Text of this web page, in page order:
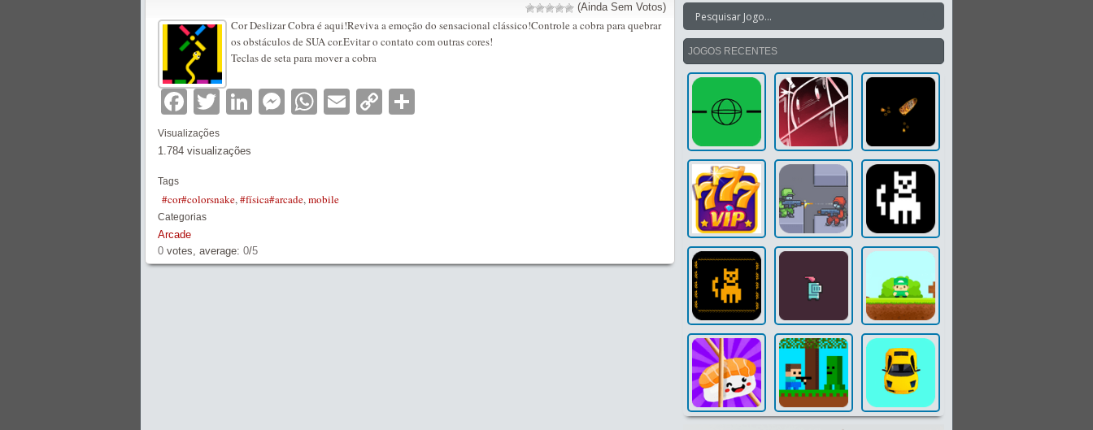
(Ainda Sem Votos)
Cor Deslizar Cobra é aqui!Reviva a emoção do sensacional clássico!Controle a cobra para quebrar
os obstáculos de SUA cor.Evitar o contato com outras cores!
Teclas de seta para mover a cobra
Facebook
TwitterLinkedIn
Messenger
WhatsApp
EmailCopy
Visualizações
1.784 visualizações
Tags
#cor#colorsnake,#física#arcade,mobile
Categorias
Arcade
0 votes, average: 0/5
JOGOS RECENTES